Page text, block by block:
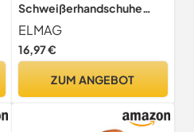
Schweißerhandschuhe
WELDAS 10-1004 L, 59139
ELMAG
16,97 €
ZUM ANGEBOT